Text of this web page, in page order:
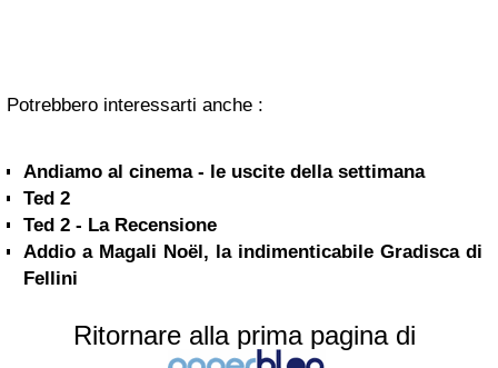
Potrebbero interessarti anche :
Andiamo al cinema - le uscite della settimana
Ted 2
Ted 2 - La Recensione
Addio a Magali Noël, la indimenticabile Gradisca di
Fellini
Ritornare alla prima pagina di